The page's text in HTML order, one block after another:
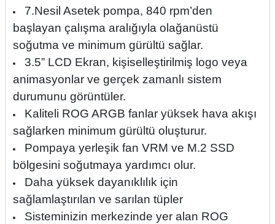
7.Nesil Asetek pompa, 840 rpm’den
başlayan çalışma aralığıyla olağanüstü
soğutma ve minimum gürültü sağlar.
3.5” LCD Ekran, kişiselleştirilmiş logo veya
animasyonlar ve gerçek zamanlı sistem
durumunu görüntüler.
Kaliteli ROG ARGB fanlar yüksek hava akışı
sağlarken minimum gürültü oluşturur.
Pompaya yerleşik fan VRM ve M.2 SSD
bölgesini soğutmaya yardımcı olur.
Daha yüksek dayanıklılık için
sağlamlaştırılan ve sarılan tüpler
Sisteminizin merkezinde yer alan ROG